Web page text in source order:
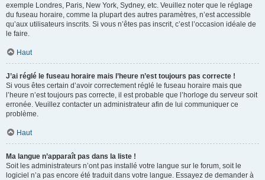
exemple Londres, Paris, New York, Sydney, etc. Veuillez noter que le réglage
du fuseau horaire, comme la plupart des autres paramètres, n’est accessible
qu’aux utilisateurs inscrits. Si vous n’êtes pas inscrit, c’est l’occasion idéale de
le faire.
Haut
J’ai réglé le fuseau horaire mais l’heure n’est toujours pas correcte !
Si vous êtes certain d’avoir correctement réglé le fuseau horaire mais que
l’heure n’est toujours pas correcte, il est probable que l’horloge du serveur soit
erronée. Veuillez contacter un administrateur afin de lui communiquer ce
problème.
Haut
Ma langue n’apparaît pas dans la liste !
Soit les administrateurs n’ont pas installé votre langue sur le forum, soit le
logiciel n’a pas encore été traduit dans votre langue. Essayez de demander à